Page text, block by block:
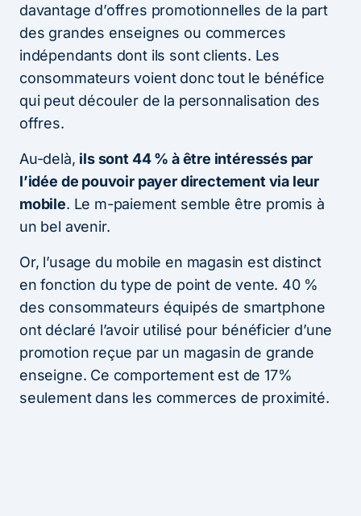
davantage d’offres promotionnelles de la part
des grandes enseignes ou commerces
indépendants dont ils sont clients. Les
consommateurs voient donc tout le bénéfice
qui peut découler de la personnalisation des
offres.
Au-delà, ils sont 44 % à être intéressés par
l’idée de pouvoir payer directement via leur
mobile. Le m-paiement semble être promis à
un bel avenir.
Or, l’usage du mobile en magasin est distinct
en fonction du type de point de vente. 40 %
des consommateurs équipés de smartphone
ont déclaré l’avoir utilisé pour bénéficier d’une
promotion reçue par un magasin de grande
enseigne. Ce comportement est de 17%
seulement dans les commerces de proximité.